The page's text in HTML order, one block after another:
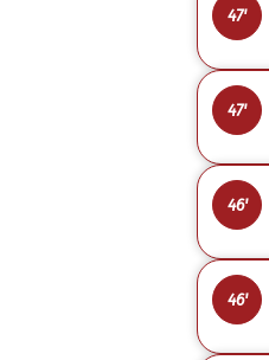
47'
47'
46'
46'